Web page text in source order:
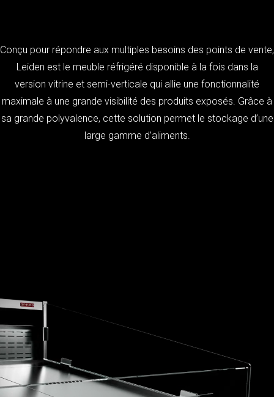
Conçu pour répondre aux multiples besoins des points de vente,
Leiden est le meuble réfrigéré disponible à la fois dans la
version vitrine et semi-verticale qui allie une fonctionnalité
maximale à une grande visibilité des produits exposés. Grâce à
sa grande polyvalence, cette solution permet le stockage d’une
large gamme d’aliments.